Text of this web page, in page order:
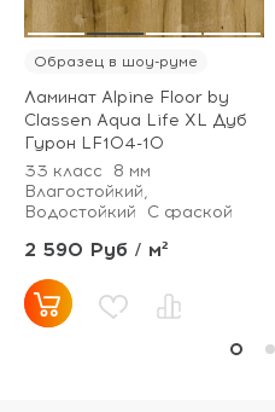
Образец в шоу-руме
Ламинат Alpine Floor by
Classen Aqua Life XL Дуб
Гурон LF104-10
33 класс
8 мм
Влагостойкий,
Водостойкий
С фаской
2 590 Руб / м²